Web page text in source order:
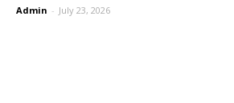
Admin - July 23, 2026